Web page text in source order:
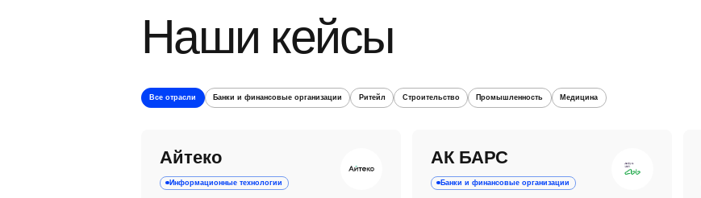
Наши кейсы
Все отрасли Банки и финансовые организации Ритейл Строительство Промышленность Медицина
Айтеко
Информационные технологии
АК БАРС
Банки и финансовые организации